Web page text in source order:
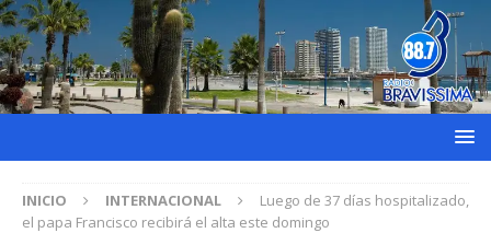
INICIO INTERNACIONAL
Luego de 37 días hospitalizado,
el papa Francisco recibirá el alta este domingo